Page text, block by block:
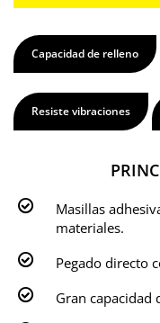
Capacidad de relleno
Resiste vibraciones
Masillas
materiales.
Pegado directo
Gran capacidad